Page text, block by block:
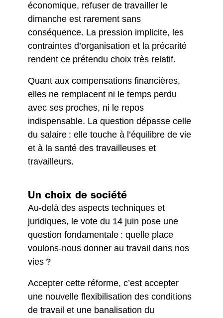
économique, refuser de travailler le
dimanche est rarement sans
conséquence. La pression implicite, les
contraintes d’organisation et la précarité
rendent ce prétendu choix très relatif.
Quant aux compensations financières,
elles ne remplacent ni le temps perdu
avec ses proches, ni le repos
indispensable. La question dépasse celle
du salaire : elle touche à l’équilibre de vie
et à la santé des travailleuses et
travailleurs.
Un choix de société
Au-delà des aspects techniques et
juridiques, le vote du 14 juin pose une
question fondamentale : quelle place
voulons-nous donner au travail dans nos
vies ?
Accepter cette réforme, c’est accepter
une nouvelle flexibilisation des conditions
de travail et une banalisation du